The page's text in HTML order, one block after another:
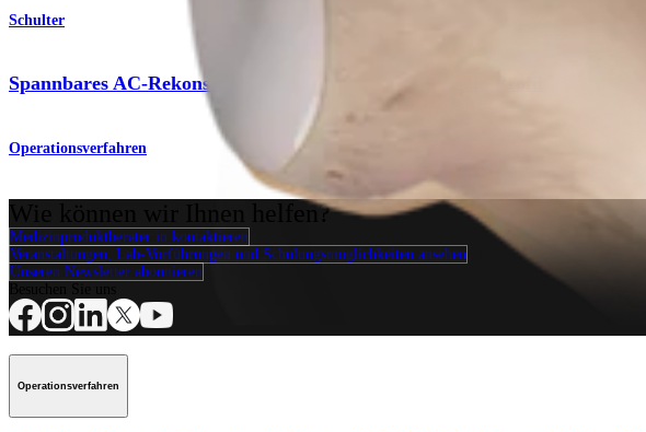
Schulter
Spannbares AC-Rekonstrukionsverfahren mit niedrigem Profil
Operationsverfahren
Wie können wir Ihnen helfen?
Medizinproduktberater:in kontaktieren
Veranstaltungen, Lab-Vorführungen und Schulungsmöglichkeiten ansehen
Unseren Newsletter abonnieren
Operationsverfahren